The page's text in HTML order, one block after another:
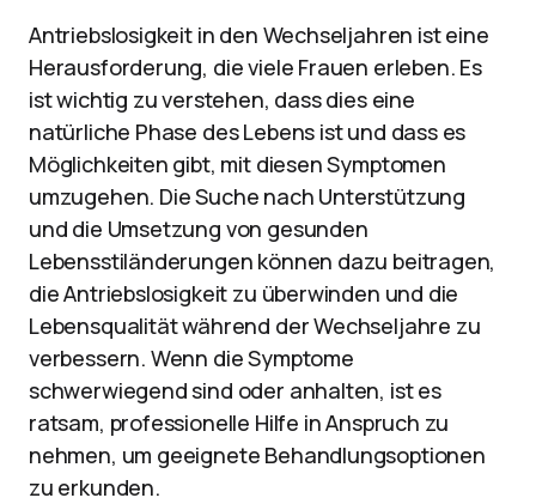
Antriebslosigkeit in den Wechseljahren ist eine
Herausforderung, die viele Frauen erleben. Es
ist wichtig zu verstehen, dass dies eine
natürliche Phase des Lebens ist und dass es
Möglichkeiten gibt, mit diesen Symptomen
umzugehen. Die Suche nach Unterstützung
und die Umsetzung von gesunden
Lebensstiländerungen können dazu beitragen,
die Antriebslosigkeit zu überwinden und die
Lebensqualität während der Wechseljahre zu
verbessern. Wenn die Symptome
schwerwiegend sind oder anhalten, ist es
ratsam, professionelle Hilfe in Anspruch zu
nehmen, um geeignete Behandlungsoptionen
zu erkunden.